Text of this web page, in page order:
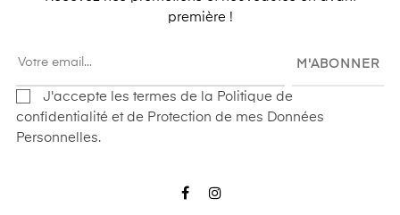
première !
M'ABONNER
J'accepte les termes de la Politique de
confidentialité et de Protection de mes Données
Personnelles.
Facebook